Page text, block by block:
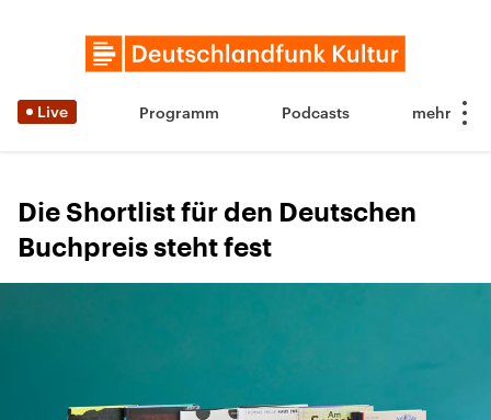
Live Programm Podcasts
Die Shortlist für den Deutschen
Buchpreis steht fest